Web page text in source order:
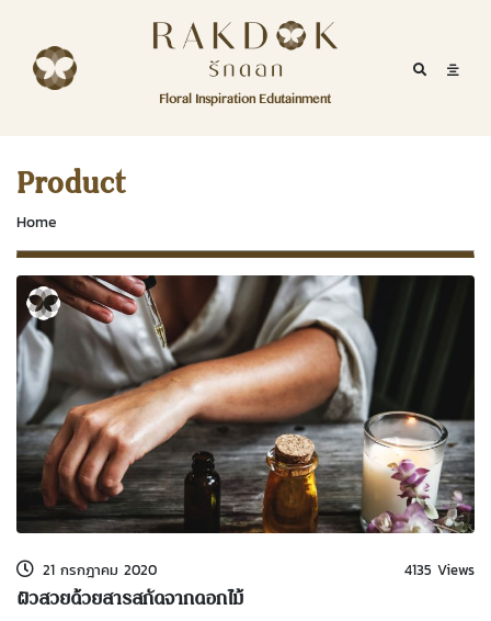
RakDok (รักดอก)
Floral Inspiration Edutainment
Mobile
RakDok
Menu
MAGAZINE
EDUTAINMENT
RAKDOK
MARKET
ABOUT
CONTACT
Channel Facebook
Twitter
Product
Home
21 กรกฎาคม 2020 4135 Views
ผิวสวยด้วยสารสกัดจากดอกไม้